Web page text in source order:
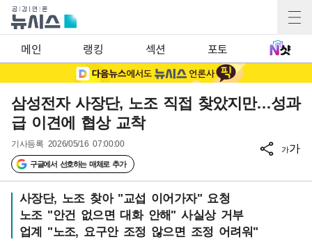
메인 랭킹 섹션 포토
삼성전자 사장단, 노조 직접 찾았지만…성과
급 이견에 협상 교착
기사등록 2026/05/16 07:00:00
구글에서 선호하는 매체로 추가
가가
사장단, 노조 찾아 "교섭 이어가자" 요청
노조 "안건 없으면 대화 안해" 사실상 거부
업계 "노조, 요구안 조정 않으면 조정 어려워"